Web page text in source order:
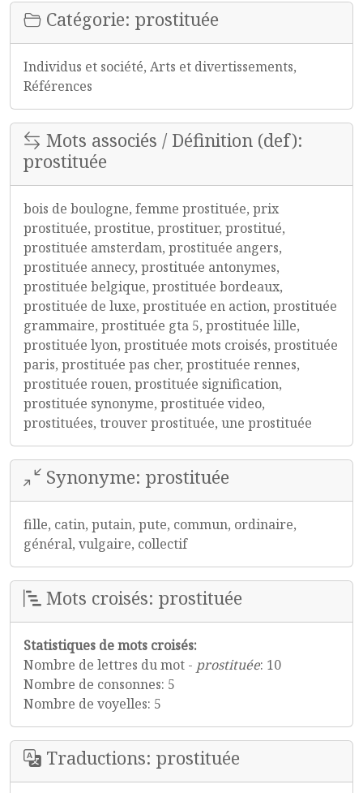
Catégorie: prostituée
Individus et société, Arts et divertissements,
Références
Mots associés / Définition (def):
prostituée
bois de boulogne, femme prostituée, prix
prostituée, prostitue, prostituer, prostitué,
prostituée amsterdam, prostituée angers,
prostituée annecy, prostituée antonymes,
prostituée belgique, prostituée bordeaux,
prostituée de luxe, prostituée en action, prostituée
grammaire, prostituée gta 5, prostituée lille,
prostituée lyon, prostituée mots croisés, prostituée
paris, prostituée pas cher, prostituée rennes,
prostituée rouen, prostituée signification,
prostituée synonyme, prostituée video,
prostituées, trouver prostituée, une prostituée
Synonyme: prostituée
fille, catin, putain, pute, commun, ordinaire,
général, vulgaire, collectif
Mots croisés: prostituée
Statistiques de mots croisés:
Nombre de lettres du mot - prostituée: 10
Nombre de consonnes: 5
Nombre de voyelles: 5
Traductions: prostituée